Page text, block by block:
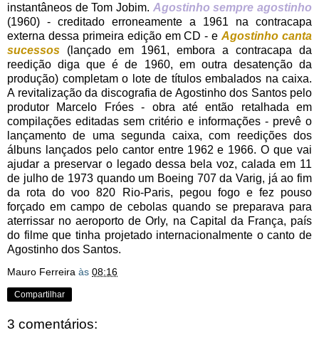
instantâneos de Tom Jobim. Agostinho sempre agostinho
(1960) - creditado erroneamente a 1961 na contracapa
externa dessa primeira edição em CD - eAgostinho canta
sucessos (lançado em 1961, embora a contracapa da
reedição diga que é de 1960, em outra desatenção da
produção) completam o lote de títulos embalados na caixa.
A revitalização da discografia de Agostinho dos Santos pelo
produtor Marcelo Fróes - obra até então retalhada em
compilações editadas sem critério e informações - prevê o
lançamento de uma segunda caixa, com reedições dos
álbuns lançados pelo cantor entre 1962 e 1966. O que vai
ajudar a preservar o legado dessa bela voz, calada em 11
de julho de 1973 quando um Boeing 707 da Varig, já ao fim
da rota do voo 820 Rio-Paris, pegou fogo e fez pouso
forçado em campo de cebolas quando se preparava para
aterrissar no aeroporto de Orly, na Capital da França, país
do filme que tinha projetado internacionalmente o canto de
Agostinho dos Santos.
Mauro Ferreira às 08:16
Compartilhar
3 comentários: